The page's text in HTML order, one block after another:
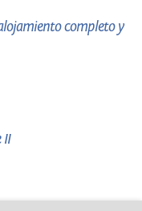
completo y
II